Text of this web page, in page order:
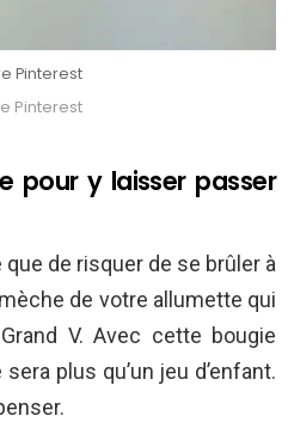
Pinterest
Pinterest
pour y laisser passer
de risquer de se brûler à
de votre allumette qui
V. Avec cette bougie
plus qu’un jeu d’enfant.